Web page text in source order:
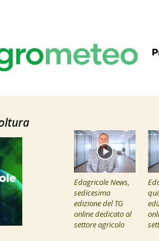
Edagricole News,
sedicesima
edizione del TG
online dedicato al
settore agricolo